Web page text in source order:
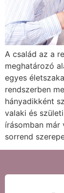
A család az a
meghatározó
egyes
rendszerben
hányadikként
valaki és
írásomban
sorrend